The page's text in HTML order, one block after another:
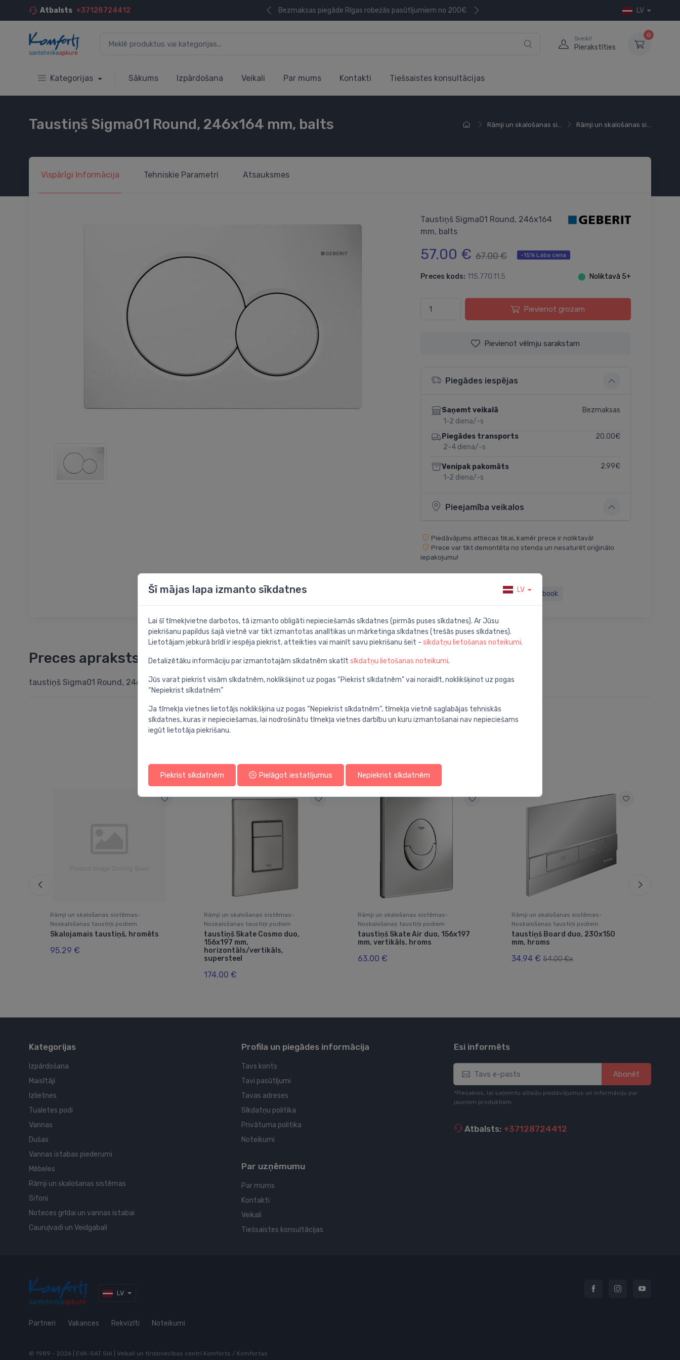
Atbalsts +37128724412 Bezmaksas piegāde Rīgas robežās pasūtījumiem no 200€ LV
Sveiki!
Pierakstīties
0
Kategorijas Sākums Izpārdošana Veikali Par mums Kontakti Tiešsaistes konsultācijas
Rāmji un skalošanas si... Rāmji un skalošanas si...
Taustiņš Sigma01 Round, 246x164 mm, balts
Vispārīgi Informācija Tehniskie Parametri Atsauksmes
Taustiņš Sigma01 Round, 246x164
mm, balts
57.00 € 67.00 € -15% Laba cena
Preces kods: 115.770.11.5 ⬤ Noliktavā 5+
Pievienot grozam
Pievienot vēlmju sarakstam
Piegādes iespējas
Saņemt veikalā
1-2 diena/-s
Bezmaksas
Piegādes transports
2-4 diena/-s
20.00€
Venipak pakomāts
1-2 diena/-s
2.99€
Pieejamība veikalos
Piedāvājums attiecas tikai, kamēr prece ir noliktavā!
Prece var tikt demontēta no stenda un nesaturēt oriģinālo
iepakojumu!
Facebook
Preces apraksts
taustiņš Sigma01 Round, 246x164 mm, balts
Rāmji un skalošanas sistēmas-
Noskalošanas taustiņi podiem
Skalojamais taustiņš, hromēts
95.29 €
Rāmji un skalošanas sistēmas-
Noskalošanas taustiņi podiem
taustiņš Skate Cosmo duo,
156x197 mm,
horizontāls/vertikāls,
supersteel
174.00 €
Rāmji un skalošanas sistēmas-
Noskalošanas taustiņi podiem
taustiņš Skate Air duo, 156x197
mm, vertikāls, hroms
63.00 €
Rāmji un skalošanas sistēmas-
Noskalošanas taustiņi podiem
taustiņš Board duo, 230x150
mm, hroms
34.94 € 54.00 €x
Kategorijas
Izpārdošana
Maisītāji
Izlietnes
Tualetes podi
Vannas
Dušas
Vannas istabas piederumi
Mēbeles
Rāmji un skalošanas sistēmas
Sifoni
Noteces grīdai un vannas istabai
Cauruļvadi un Veidgabali
Profila un piegādes informācija
Tavs konts
Tavi pasūtījumi
Tavas adreses
Sīkdatņu politika
Privātuma politika
Noteikumi
Par uzņēmumu
Par mums
Kontakti
Veikali
Tiešsaistes konsultācijas
Esi informēts
Abonēt
*Piesakies, lai saņemtu atlaižu piedāvājumus un informāciju par
jauniem produktiem
Atbalsts: +37128724412
LV
Partneri Vakances Rekvizīti Noteikumi
© 1989 - 2026 | EVA-SAT SIA | Veikali un tirdzniecības centri Komforts / Komfortas
Šī mājas lapa izmanto sīkdatnes LV
Lai šī tīmekļvietne darbotos, tā izmanto obligāti nepieciešamās sīkdatnes (pirmās puses sīkdatnes). Ar Jūsu
piekrišanu papildus šajā vietnē var tikt izmantotas analītikas un mārketinga sīkdatnes (trešās puses sīkdatnes).
Lietotājam jebkurā brīdī ir iespēja piekrist, atteikties vai mainīt savu piekrišanu šeit - sīkdatņu lietošanas noteikumi.
Detalizētāku informāciju par izmantotajām sīkdatnēm skatīt sīkdatņu lietošanas noteikumi.
Jūs varat piekrist visām sīkdatnēm, noklikšķinot uz pogas “Piekrist sīkdatnēm” vai noraidīt, noklikšķinot uz pogas
“Nepiekrist sīkdatnēm”
Ja tīmekļa vietnes lietotājs noklikšķina uz pogas “Nepiekrist sīkdatnēm”, tīmekļa vietnē saglabājas tehniskās
sīkdatnes, kuras ir nepieciešamas, lai nodrošinātu tīmekļa vietnes darbību un kuru izmantošanai nav nepieciešams
iegūt lietotāja piekrišanu.
Piekrist sīkdatnēm Pielāgot iestatījumus Nepiekrist sīkdatnēm